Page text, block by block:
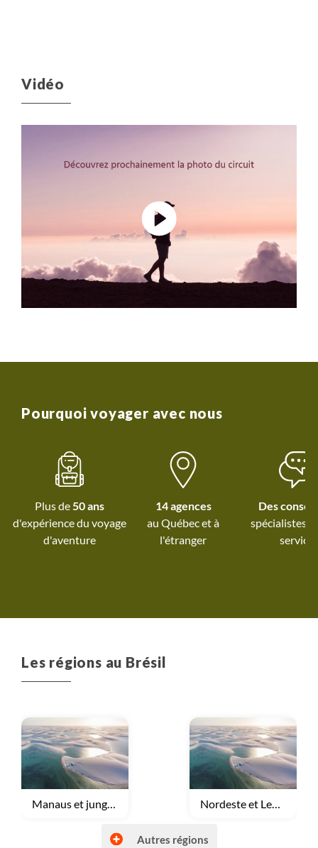
Vidéo
Pourquoi voyager avec nous
Plus de50 ans
d'expérience du voyage
d'aventure
14 agences
au Québec età
l'étranger
Des
spécialistes
service
Les régions au Brésil
Voyage
Manaus et jungle Amazonienne Voyage
Nordeste et Lençois Maranhense
Autres régions